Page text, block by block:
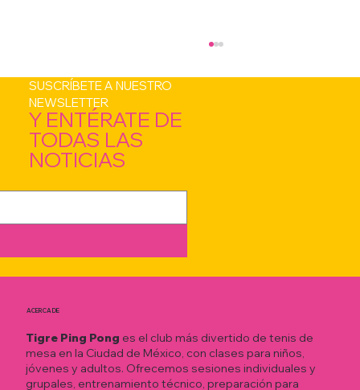
SUSCRÍBETE A NUESTRO
NEWSLETTER
Y ENTÉRATE DE
TODAS LAS
NOTICIAS
ACERCA DE
Tigre Ping Pong es el club más divertido de tenis de
mesa en la Ciudad de México, con clases para niños,
jóvenes y adultos. Ofrecemos sesiones individuales y
grupales, entrenamiento técnico, preparación para